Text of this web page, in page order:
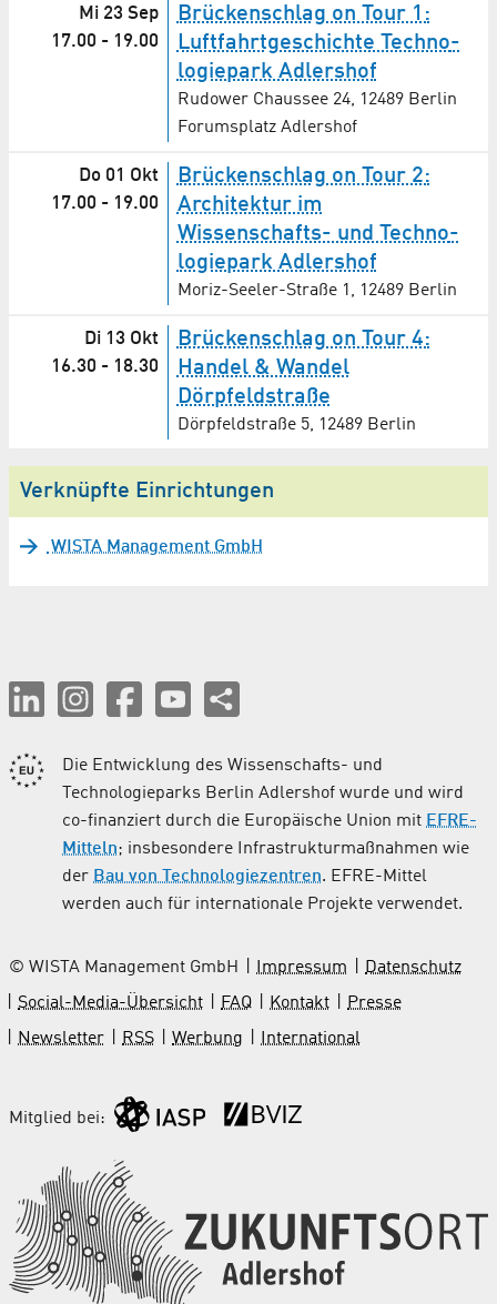
Mi 23 Sep
17.00 - 19.00
Brückenschlag on Tour 1:
Luftfahrt­geschichte Techno­
logie­park Adlershof
Rudower Chaussee 24, 12489 Berlin
Forumsplatz Adlershof
Do 01 Okt
17.00 - 19.00
Brückenschlag on Tour 2:
Architektur im
Wissenschafts- und Techno­
logie­park Adlershof
Moriz-Seeler-Straße 1, 12489 Berlin
Di 13 Okt
16.30 - 18.30
Brückenschlag on Tour 4:
Handel & Wandel
Dörpfeldstraße
Dörpfeldstraße 5, 12489 Berlin
Verknüpfte Einrichtungen
WISTA Management GmbH
Die Entwicklung des Wissenschafts- und
Technologieparks Berlin Adlershof wurde und wird
co-finanziert durch die Europäische Union mit EFRE-
Mitteln; insbesondere Infrastrukturmaßnahmen wie
der Bau von Technologiezentren. EFRE-Mittel
werden auch für internationale Projekte verwendet.
© WISTA Management GmbH Impressum
Datenschutz
Social-Media-Übersicht
FAQ Kontakt
Presse
Newsletter
RSS Werbung International
Mitglied bei: